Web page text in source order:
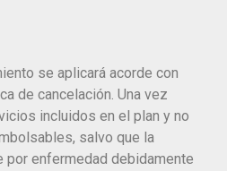
se aplicará acorde con
de cancelación. Una vez
incluidos en el plan y no
salvo que la
por enfermedad debidamente